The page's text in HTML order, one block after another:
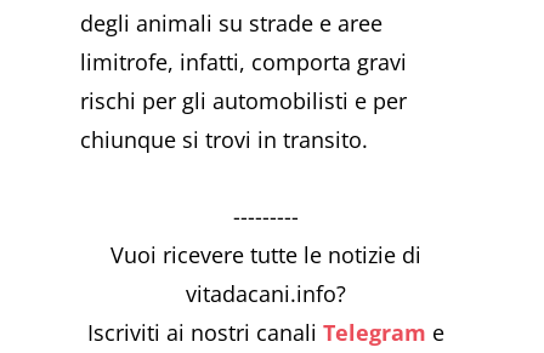
degli animali su strade e aree
limitrofe, infatti, comporta gravi
rischi per gli automobilisti e per
chiunque si trovi in transito.
---------
Vuoi ricevere tutte le notizie di
vitadacani.info?
Iscriviti ai nostri canaliTelegram e